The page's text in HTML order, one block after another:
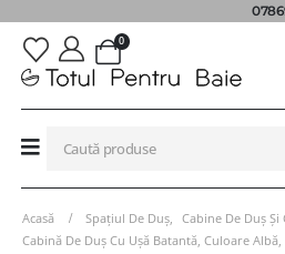
0
Acasă Spațiul De Duș
Cabine De Duș Și
Cabină De Duș Cu Ușă Batantă, Culoare Albă,